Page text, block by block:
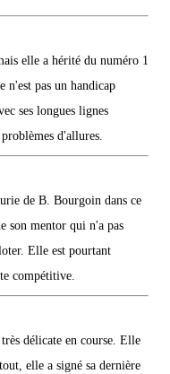
elle a hérité du numéro 1
n'est pas un handicap
ses longues lignes
d'allures.
de B. Bourgoin dans ce
son mentor qui n'a pas
Elle est pourtant
compétitive.
délicate en course. Elle
elle a signé sa dernière